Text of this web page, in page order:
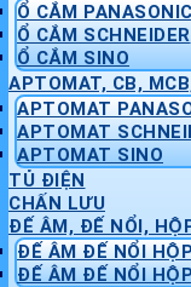
Ổ CẮM PANASONIC
Ổ CẮM SCHNEIDER
Ổ CẮM SINO
APTOMAT, CB,
APTOMAT
APTOMAT
APTOMAT SINO
TỦ ĐIỆN
CHẤN LƯU
ĐẾ ÂM, ĐẾ NỔI,
ĐẾ ÂM ĐẾ NỔI
ĐẾ ÂM ĐẾ NỔI